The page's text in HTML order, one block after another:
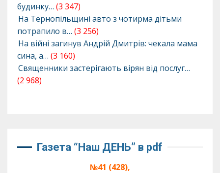
будинку… (3 347)
На Тернопільщині авто з чотирма дітьми
потрапило в… (3 256)
На війні загинув Андрій Дмитрів: чекала мама
сина, а… (3 160)
Священники застерігають вірян від послуг…
(2 968)
Газета “Наш ДЕНЬ” в pdf
№41 (428),